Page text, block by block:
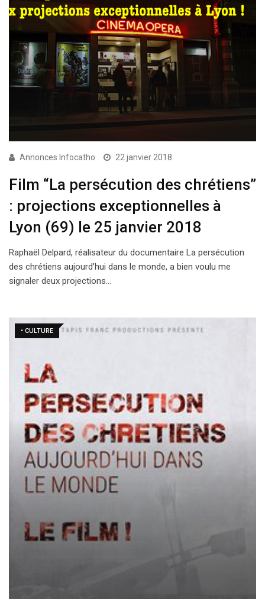
Annonces Infocatho 22 janvier 2018
Film “La persécution des chrétiens”
: projections exceptionnelles à
Lyon (69) le 25 janvier 2018
Raphaël Delpard, réalisateur du documentaire La persécution
des chrétiens aujourd’hui dans le monde, a bien voulu me
signaler deux projections…
• CULTURE